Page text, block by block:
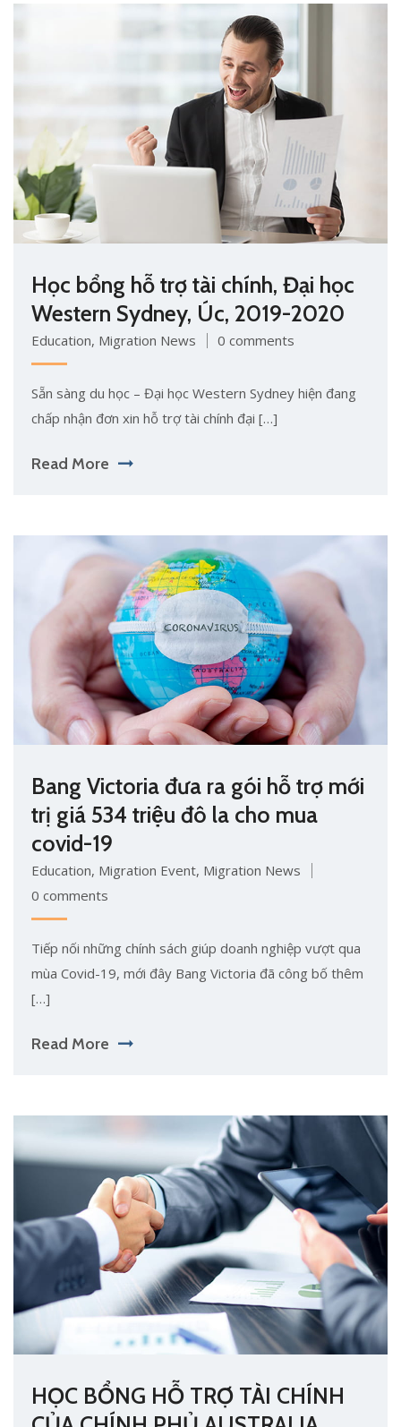
Học bổng hỗ trợ tài chính, Đại học
Western Sydney, Úc, 2019-2020
Education, Migration News 0 comments
Sẵn sàng du học – Đại học Western Sydney hiện đang
chấp nhận đơn xin hỗ trợ tài chính đại […]
Read More
Bang Victoria đưa ra gói hỗ trợ mới
trị giá 534 triệu đô la cho mua
covid-19
Education, Migration Event, Migration News
0 comments
Tiếp nối những chính sách giúp doanh nghiệp vượt qua
mùa Covid-19, mới đây Bang Victoria đã công bố thêm
[…]
Read More
HỌC BỔNG HỖ TRỢ TÀI CHÍNH